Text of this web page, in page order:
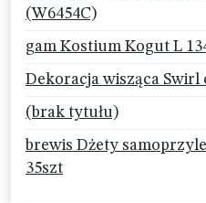
(W6454C)
gam Kostium Kogut L
Dekoracja wisząca Swirl
(brak tytułu)
brewis Dżety
35szt